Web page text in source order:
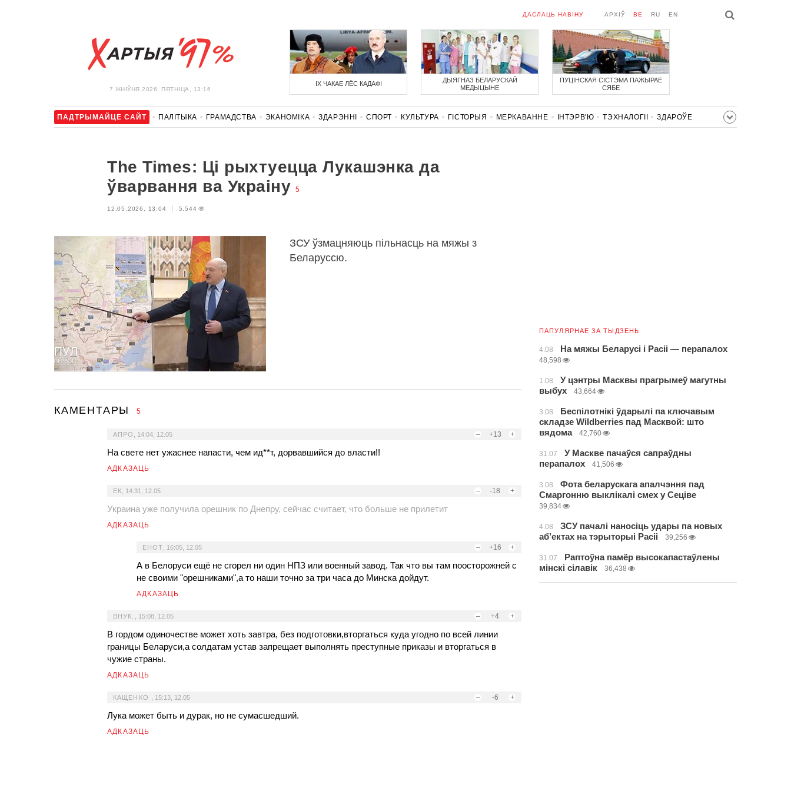
7 ЖНIЎНЯ 2026, ПЯТНІЦА, 13:16
ДАСЛАЦЬ НАВІНУ АРХІЎ BE RU EN
ІХ ЧАКАЕ ЛЁС КАДАФІ
ДЫЯГНАЗ БЕЛАРУСКАЙ
МЕДЫЦЫНЕ
ПУЦІНСКАЯ СІСТЭМА ПАЖЫРАЕ
СЯБЕ
ПАДТРЫМАЙЦЕ САЙТ ПАЛІТЫКА ГРАМАДСТВА ЭКАНОМІКА ЗДАРЭННI СПОРТ КУЛЬТУРА ГІСТОРЫЯ МЕРКАВАННЕ ІНТЭРВ'Ю ТЭХНАЛОГІІ
ЗДАРОЎЕ
The Times: Ці рыхтуецца Лукашэнка да
ўварвання ва Украіну 5
12.05.2026, 13:04 5,544
ЗСУ ўзмацняюць пільнасць на мяжы з
Беларуссю.
КАМЕНТАРЫ 5
– +13 +
АПРО 14:04, 12.05
На свете нет ужаснее напасти, чем ид**т, дорвавшийся до власти!!
АДКАЗАЦЬ
– -18 +
ЕК 14:31, 12.05
Украина уже получила орешник по Днепру, сейчас считает, что больше не прилетит
АДКАЗАЦЬ
– +16 +
ЕНОТ 16:05, 12.05
А в Белоруси ещё не сгорел ни один НПЗ или военный завод. Так что вы там поосторожней с
не своими "орешниками",а то наши точно за три часа до Минска дойдут.
АДКАЗАЦЬ
– +4 +
ВНУК. 15:08, 12.05
В гордом одиночестве может хоть завтра, без подготовки,вторгаться куда угодно по всей линии
границы Беларуси,а солдатам устав запрещает выполнять преступные приказы и вторгаться в
чужие страны.
АДКАЗАЦЬ
– -6 +
КАЩЕНКО 15:13, 12.05
Лука может быть и дурак, но не сумасшедший.
АДКАЗАЦЬ
ПАПУЛЯРНАЕ ЗА ТЫДЗЕНЬ
4.08 На мяжы Беларусі і Расіі — перапалох
48,598
1.08
У цэнтры Масквы прагрымеў магутны
выбух
43,664
3.08
Беспілотнікі ўдарылі па ключавым
складзе Wildberries пад Масквой: што
вядома
42,760
31.07
У Маскве пачаўся сапраўдны
перапалох
41,506
3.08
Фота беларускага апалчэння пад
Смаргонню выклікалі смех у Сеціве
39,834
4.08
ЗСУ пачалі наносіць удары па новых
аб’ектах на тэрыторыі Расіі
39,256
31.07
Раптоўна памёр высокапастаўлены
мінскі сілавік
36,438